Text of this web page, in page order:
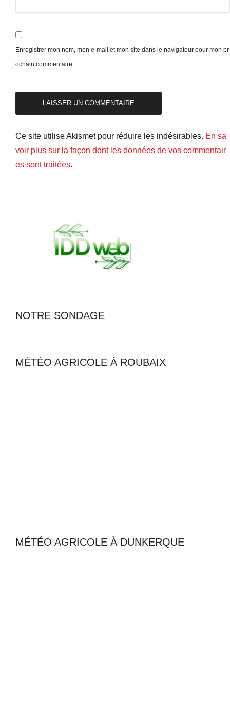
Enregistrer mon nom, mon e-mail et mon site dans le navigateur pour mon pr
ochain commentaire.
Ce site utilise Akismet pour réduire les indésirables. En sa
voir plus sur la façon dont les données de vos commentair
es sont traitées.
NOTRE SONDAGE
MÉTÉO AGRICOLE À ROUBAIX
MÉTÉO AGRICOLE À DUNKERQUE